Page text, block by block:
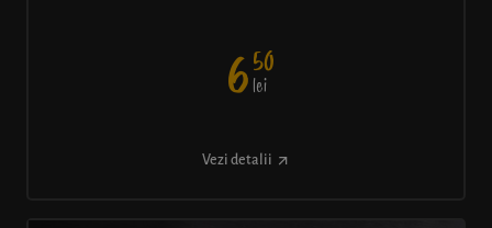
650
lei
Vezi detalii